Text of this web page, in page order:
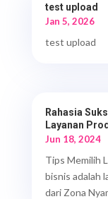
test upload
Jan 5, 2026
test upload
Rahasia
Layanan
Jun 18, 2024
Tips Memilih
bisnis adalah
dari Zona